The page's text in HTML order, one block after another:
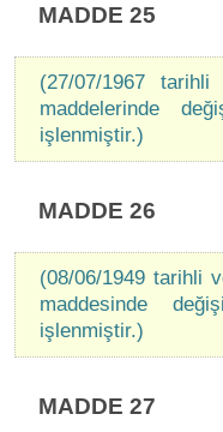
MADDE 25
(27/07/1967
maddelerinde
işlenmiştir.)
MADDE 26
(08/06/1949 tarihli
maddesinde
işlenmiştir.)
MADDE 27